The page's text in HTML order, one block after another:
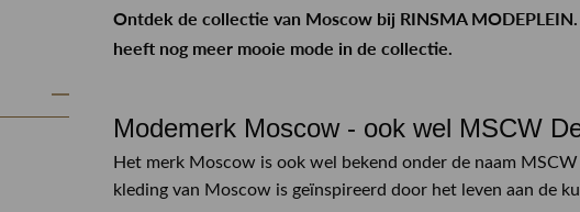
Ontdek de collectie van Moscow bij RINSMA
heeft nog meer mooie mode in de collectie.
Modemerk Moscow - ook wel MSCW
Het merk Moscow is ook wel bekend onder de naam
kleding van Moscow is geïnspireerd door het leven aan de